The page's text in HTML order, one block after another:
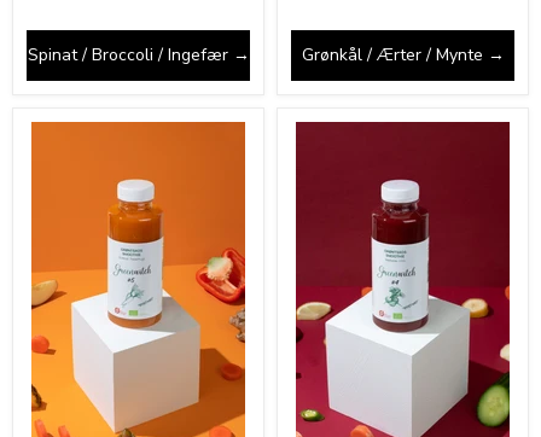
Spinat / Broccoli / Ingefær → Grønkål / Ærter / Mynte →